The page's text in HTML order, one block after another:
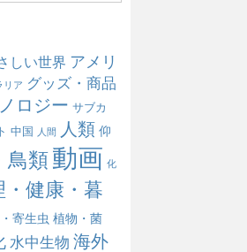
しい世界 アメリ
リア グッズ・商品
ロジー サブカ
中国 人間 人類 仰
鳥類動画 化
・健康・暮
寄生虫 植物・菌
水中生物 海外